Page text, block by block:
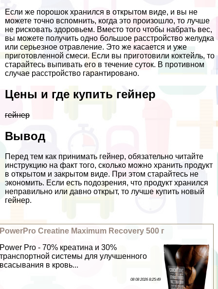
Если же порошок хранился в открытом виде, и вы не
можете точно вспомнить, когда это произошло, то лучше
не рисковать здоровьем. Вместо того чтобы набрать вес,
вы можете получить одно большое расстройство желудка
или серьезное отравление. Это же касается и уже
приготовленной смеси. Если вы приготовили коктейль, то
старайтесь выпивать его в течение суток. В противном
случае расстройство гарантировано.
Цены и где купить гeйнер
гeйнер
Вывод
Перед тем как принимать гeйнер, обязательно читайте
инструкцию на факт того, сколько можно хранить продукт
в открытом и закрытом виде. При этом старайтесь не
экономить. Если есть подозрения, что продукт хранился
неправильно или давно открыт, то лучше купить новый
гeйнер.
PowerPro Creatine Maximum Recovery 500 г
Power Pro - 70% креатина и 30%
трaнcпортной системы для улучшенного
всасывания в кровь...
08 08 2026 8:25:49